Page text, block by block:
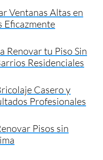
Ventanas Altas en
Eficazmente
Renovar tu Piso Sin
Residenciales
Casero y
Profesionales
Pisos sin